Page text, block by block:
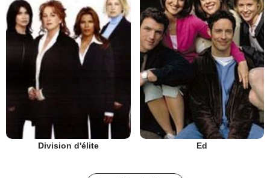
Division d'élite Ed